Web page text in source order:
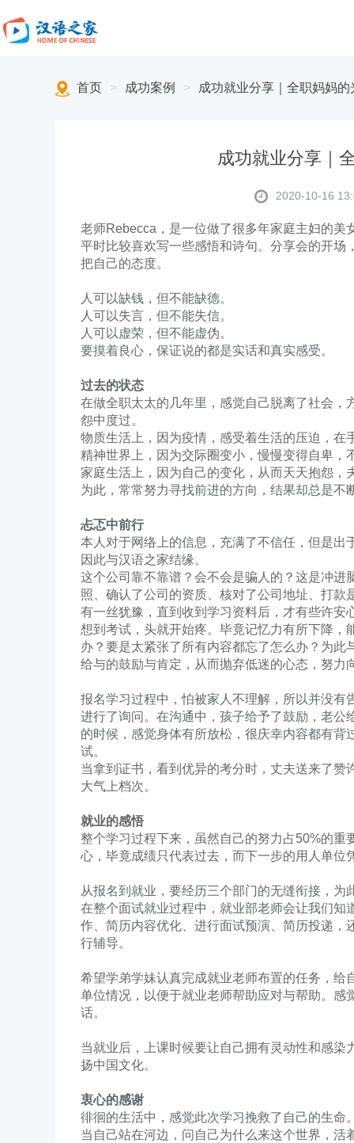
首页 > 成功案例 > 成功就业分享｜全职妈妈的
成功就业分享｜
2020-10-16
老师Rebecca，是一位做了很多年家庭主妇的
平时比较喜欢写一些感悟和诗句。分享会的开场
把自己的态度。
人可以缺钱，但不能缺德。
人可以失言，但不能失信。
人可以虚荣，但不能虚伪。
要摸着良心，保证说的都是实话和真实感受。
过去的状态
在做全职太太的几年里，感觉自己脱离了社会
怨中度过。
物质生活上，因为疫情，感受着生活的压迫，
精神世界上，因为交际圈变小，慢慢变得自卑，
家庭生活上，因为自己的变化，从而天天抱怨
为此，常常努力寻找前进的方向，结果却总是不
忐忑中前行
本人对于网络上的信息，充满了不信任，但是
因此与汉语之家结缘。
这个公司靠不靠谱？会不会是骗人的？这是冲
照、确认了公司的资质、核对了公司地址、打
有一丝犹豫，直到收到学习资料后，才有些许安
想到考试，头就开始疼。毕竟记忆力有所下降
办？要是太紧张了所有内容都忘了怎么办？为
给与的鼓励与肯定，从而抛弃低迷的心态，努力
报名学习过程中，怕被家人不理解，所以并没
进行了询问。在沟通中，孩子给予了鼓励，老公
的时候，感觉身体有所放松，很庆幸内容都有
试。
当拿到证书，看到优异的考分时，丈夫送来了
大气上档次。
就业的感悟
整个学习过程下来，虽然自己的努力占50%的重
心，毕竟成绩只代表过去，而下一步的用人单位
从报名到就业，要经历三个部门的无缝衔接，
在整个面试就业过程中，就业部老师会让我们
作、简历内容优化、进行面试预演、简历投递
行辅导。
希望学弟学妹认真完成就业老师布置的任务，
单位情况，以便于就业老师帮助应对与帮助。
话。
当就业后，上课时候要让自己拥有灵动性和感
扬中国文化。
衷心的感谢
徘徊的生活中，感觉此次学习挽救了自己的生命
当自己站在河边，问自己为什么来这个世界，活